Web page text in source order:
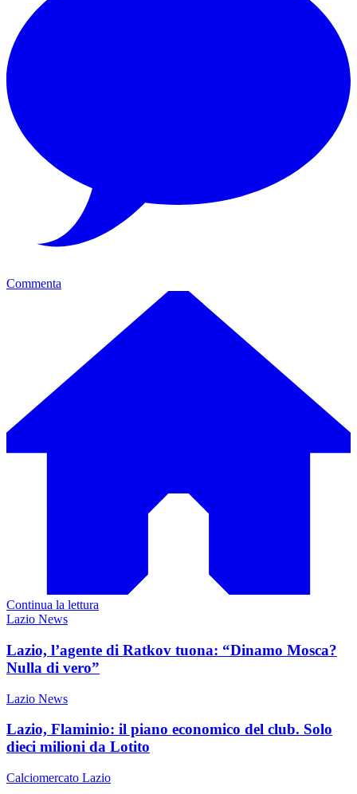
Commenta
Continua la lettura
Lazio News
Lazio, l’agente di Ratkov tuona: “Dinamo Mosca?
Nulla di vero”
Lazio News
Lazio, Flaminio: il piano economico del club. Solo
dieci milioni da Lotito
Calciomercato Lazio